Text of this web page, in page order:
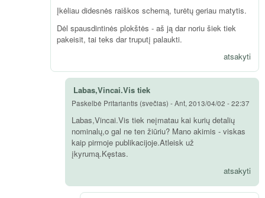
Įkėliau didesnės raiškos schemą, turėtų geriau matytis.
Dėl spausdintinės plokštės - aš ją dar noriu šiek tiek
pakeisit, tai teks dar truputį palaukti.
atsakyti
Labas,Vincai.Vis tiek
Paskelbė Pritariantis (svečias) -Ant, 2013/04/02 - 22:37
Labas,Vincai.Vis tiek neįmatau kai kurių detalių
nominalų,o gal ne ten žiūriu? Mano akimis - viskas
kaip pirmoje publikacijoje.Atleisk už
įkyrumą.Kęstas.
atsakyti